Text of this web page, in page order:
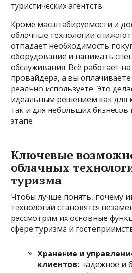
туристических агентств.
Кроме масштабируемости и
облачные технологии
отпадает необходимость
оборудование и нанимать
обслуживания. Всё работает
провайдера, а вы
реально используете. Это
идеальным решением как для
так и для небольших
этапе.
Ключевые
облачных
туризма
Чтобы лучше понять, почему
технологии становятся
рассмотрим их основные
сфере туризма и
Хранение и
клиентов: надежное и